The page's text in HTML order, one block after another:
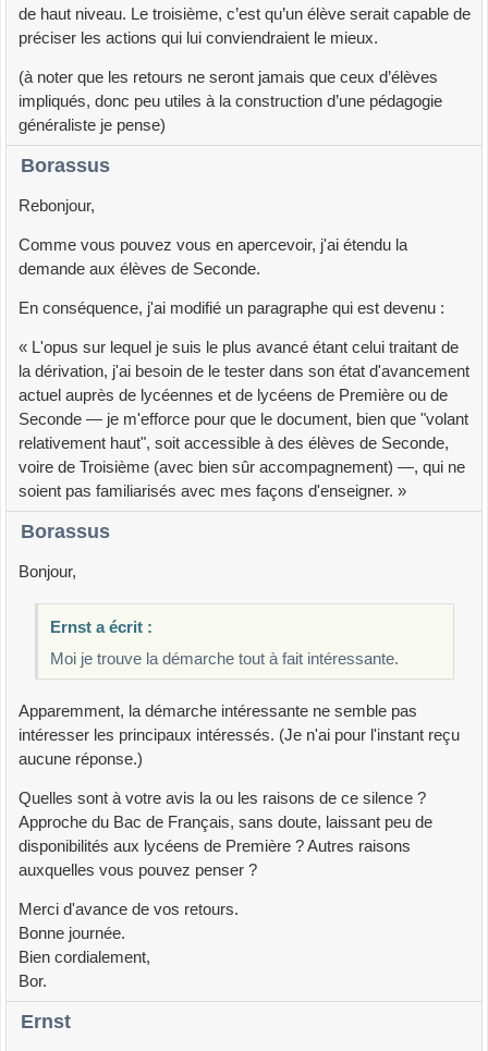
de haut niveau. Le troisième, c’est qu’un élève serait capable de
préciser les actions qui lui conviendraient le mieux.
(à noter que les retours ne seront jamais que ceux d’élèves
impliqués, donc peu utiles à la construction d’une pédagogie
généraliste je pense)
Borassus
Rebonjour,
Comme vous pouvez vous en apercevoir, j'ai étendu la
demande aux élèves de Seconde.
En conséquence, j'ai modifié un paragraphe qui est devenu :
« L'opus sur lequel je suis le plus avancé étant celui traitant de
la dérivation, j'ai besoin de le tester dans son état d'avancement
actuel auprès de lycéennes et de lycéens de Première ou de
Seconde — je m'efforce pour que le document, bien que "volant
relativement haut", soit accessible à des élèves de Seconde,
voire de Troisième (avec bien sûr accompagnement) —, qui ne
soient pas familiarisés avec mes façons d'enseigner. »
Borassus
Bonjour,
Ernst a écrit :
Moi je trouve la démarche tout à fait intéressante.
Apparemment, la démarche intéressante ne semble pas
intéresser les principaux intéressés. (Je n'ai pour l'instant reçu
aucune réponse.)
Quelles sont à votre avis la ou les raisons de ce silence ?
Approche du Bac de Français, sans doute, laissant peu de
disponibilités aux lycéens de Première ? Autres raisons
auxquelles vous pouvez penser ?
Merci d'avance de vos retours.
Bonne journée.
Bien cordialement,
Bor.
Ernst